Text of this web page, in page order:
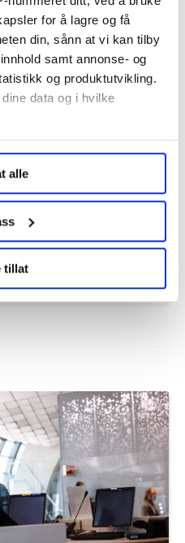
for å lagre og få
din, sånn at vi kan tilby
samt annonse- og
og produktutvikling.
data og i hvilke
hvordan dine personlige
kan velge hvordan de skal
eller trekke tilbake ditt
informasjonskapsler.
hk-nytt.no
(cookies) for å
brukt slik at vi tilby
du bruker
Disse er angitt i
siden.
alle
tillat
Indre Øst